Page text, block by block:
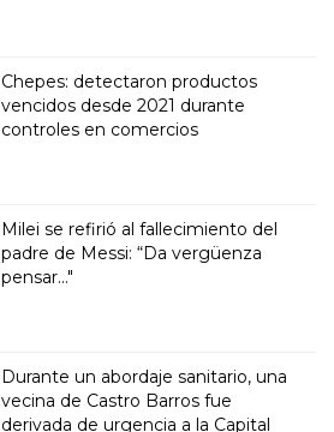
Chepes: detectaron productos
vencidos desde 2021 durante
controles en comercios
Milei se refirió al fallecimiento del
padre de Messi: “Da vergüenza
pensar..."
Durante un abordaje sanitario, una
vecina de Castro Barros fue
derivada de urgencia a la Capital